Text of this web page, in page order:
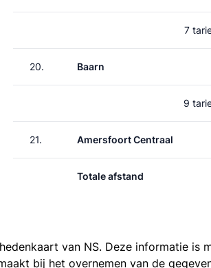
7
20. Baarn
9
21. Amersfoort Centraal
Totale afstand
van NS. Deze informatie is
bij het overnemen van de